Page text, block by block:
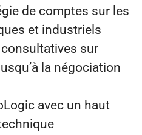
de comptes sur les
et industriels
sur
la négociation
avec un haut